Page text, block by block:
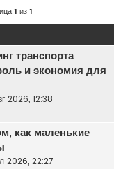
1 из1
транспорта
и экономия для
2026, 12:38
как маленькие
2026, 22:27